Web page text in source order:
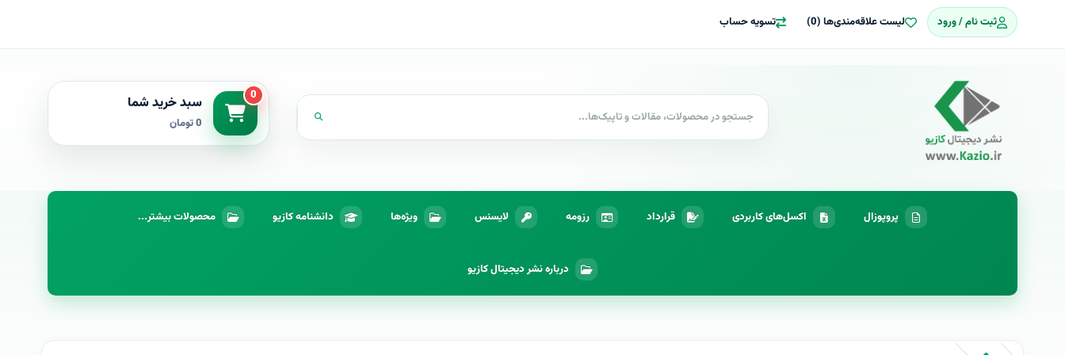
ثبت نام / ورود لیست علاقه‌مندی‌ها (0) تسویه حساب
0 سبد خرید شما
0 تومان
پروپوزال اکسل‌های کاربردی قرارداد رزومه لایسنس ویژه‌ها دانشنامه کازیو محصولات بیشتر...
درباره نشر دیجیتال کازیو